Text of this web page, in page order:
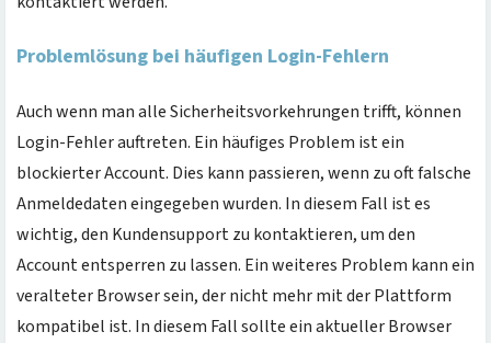
Problemlösung bei häufigen Login-Fehlern
Auch wenn man alle Sicherheitsvorkehrungen trifft, können
Login-Fehler auftreten. Ein häufiges Problem ist ein
blockierter Account. Dies kann passieren, wenn zu oft falsche
Anmeldedaten eingegeben wurden. In diesem Fall ist es
wichtig, den Kundensupport zu kontaktieren, um den
Account entsperren zu lassen. Ein weiteres Problem kann ein
veralteter Browser sein, der nicht mehr mit der Plattform
kompatibel ist. In diesem Fall sollte ein aktueller Browser